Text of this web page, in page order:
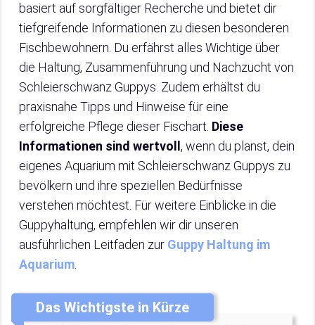
basiert auf sorgfältiger Recherche und bietet dir
tiefgreifende Informationen zu diesen besonderen
Fischbewohnern. Du erfährst alles Wichtige über
die Haltung, Zusammenführung und Nachzucht von
Schleierschwanz Guppys. Zudem erhältst du
praxisnahe Tipps und Hinweise für eine
erfolgreiche Pflege dieser Fischart. Diese
Informationen sind wertvoll , wenn du planst, dein
eigenes Aquarium mit Schleierschwanz Guppys zu
bevölkern und ihre speziellen Bedürfnisse
verstehen möchtest. Für weitere Einblicke in die
Guppyhaltung, empfehlen wir dir unseren
ausführlichen Leitfaden zur Guppy Haltung im
Aquarium
Das Wichtigste in Kürze